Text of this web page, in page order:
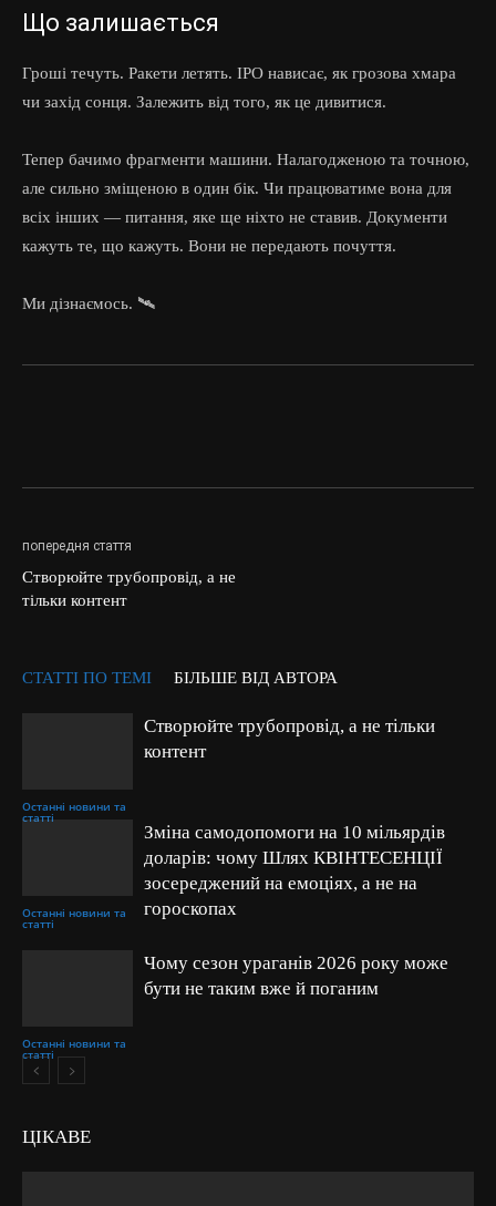
Що залишається
Гроші течуть. Ракети летять. IPO нависає, як грозова хмара
чи захід сонця. Залежить від того, як це дивитися.
Тепер бачимо фрагменти машини. Налагодженою та точною,
але сильно зміщеною в один бік. Чи працюватиме вона для
всіх інших — питання, яке ще ніхто не ставив. Документи
кажуть те, що кажуть. Вони не передають почуття.
Ми дізнаємось. 🛰️
попередня стаття
Створюйте трубопровід, а не
тільки контент
СТАТТІ ПО ТЕМІ БІЛЬШЕ ВІД АВТОРА
Останні новини та
статті
Створюйте трубопровід, а не тільки
контент
Останні новини та
статті
Зміна самодопомоги на 10 мільярдів
доларів: чому Шлях КВІНТЕСЕНЦІЇ
зосереджений на емоціях, а не на
гороскопах
Останні новини та
статті
Чому сезон ураганів 2026 року може
бути не таким вже й поганим
ЦІКАВЕ